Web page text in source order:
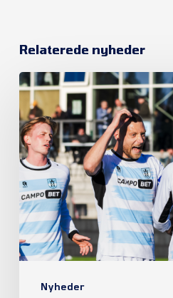
Relaterede nyheder
Nyheder
Et
nyt
kapitel
begynder
FC
Helsingør